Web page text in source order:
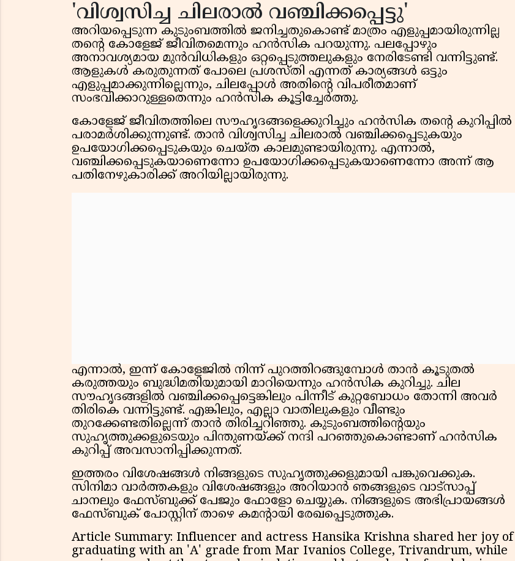
'വിശ്വസിച്ച ചിലരാൽ വഞ്ചിക്കപ്പെട്ടു'
അറിയപ്പെടുന്ന കുടുംബത്തിൽ ജനിച്ചതുകൊണ്ട് മാത്രം എളുപ്പമായിരുന്നില്ല
തൻ്റെ കോളേജ് ജീവിതമെന്നും ഹൻസിക പറയുന്നു. പലപ്പോഴും
അനാവശ്യമായ മുൻവിധികളും ഒറ്റപ്പെടുത്തലുകളും നേരിടേണ്ടി വന്നിട്ടുണ്ട്.
ആളുകൾ കരുതുന്നത് പോലെ പ്രശസ്തി എന്നത് കാര്യങ്ങൾ ഒട്ടും
എളുപ്പമാക്കുന്നില്ലെന്നും, ചിലപ്പോൾ അതിൻ്റെ വിപരീതമാണ്
സംഭവിക്കാറുള്ളതെന്നും ഹൻസിക കൂട്ടിച്ചേർത്തു.
കോളേജ് ജീവിതത്തിലെ സൗഹൃദങ്ങളെക്കുറിച്ചും ഹൻസിക തൻ്റെ കുറിപ്പിൽ
പരാമർശിക്കുന്നുണ്ട്. താൻ വിശ്വസിച്ച ചിലരാൽ വഞ്ചിക്കപ്പെടുകയും
ഉപയോഗിക്കപ്പെടുകയും ചെയ്ത കാലമുണ്ടായിരുന്നു. എന്നാൽ,
വഞ്ചിക്കപ്പെടുകയാണെന്നോ ഉപയോഗിക്കപ്പെടുകയാണെന്നോ അന്ന് ആ
പതിനേഴുകാരിക്ക് അറിയില്ലായിരുന്നു.
എന്നാൽ, ഇന്ന് കോളേജിൽ നിന്ന് പുറത്തിറങ്ങുമ്പോൾ താൻ കൂടുതൽ
കരുത്തയും ബുദ്ധിമതിയുമായി മാറിയെന്നും ഹൻസിക കുറിച്ചു. ചില
സൗഹൃദങ്ങളിൽ വഞ്ചിക്കപ്പെട്ടെങ്കിലും പിന്നീട് കുറ്റബോധം തോന്നി അവർ
തിരികെ വന്നിട്ടുണ്ട്. എങ്കിലും, എല്ലാ വാതിലുകളും വീണ്ടും
തുറക്കേണ്ടതില്ലെന്ന് താൻ തിരിച്ചറിഞ്ഞു. കുടുംബത്തിൻ്റെയും
സുഹൃത്തുക്കളുടെയും പിന്തുണയ്ക്ക് നന്ദി പറഞ്ഞുകൊണ്ടാണ് ഹൻസിക
കുറിപ്പ് അവസാനിപ്പിക്കുന്നത്.
ഇത്തരം വിശേഷങ്ങൾ നിങ്ങളുടെ സുഹൃത്തുക്കളുമായി പങ്കുവെക്കുക.
സിനിമാ വാർത്തകളും വിശേഷങ്ങളും അറിയാൻ ഞങ്ങളുടെ വാട്സാപ്പ്
ചാനലും ഫേസ്ബുക്ക് പേജും ഫോളോ ചെയ്യുക. നിങ്ങളുടെ അഭിപ്രായങ്ങൾ
ഫേസ്ബുക് പോസ്റ്റിന് താഴെ കമൻ്റായി രേഖപ്പെടുത്തുക.
Article Summary: Influencer and actress Hansika Krishna shared her joy of
graduating with an 'A' grade from Mar Ivanios College, Trivandrum, while